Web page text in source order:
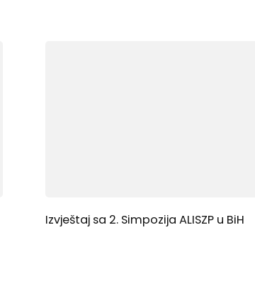
Izvještaj sa 2. Simpozija ALISZP u BiH